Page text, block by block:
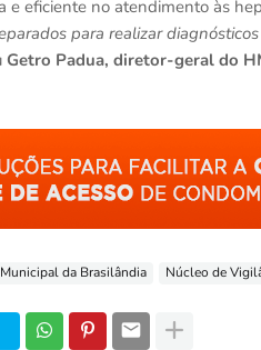
e eficiente no atendimento às
para realizar
Getro Padua, diretor-geral do
da Brasilândia Núcleo de